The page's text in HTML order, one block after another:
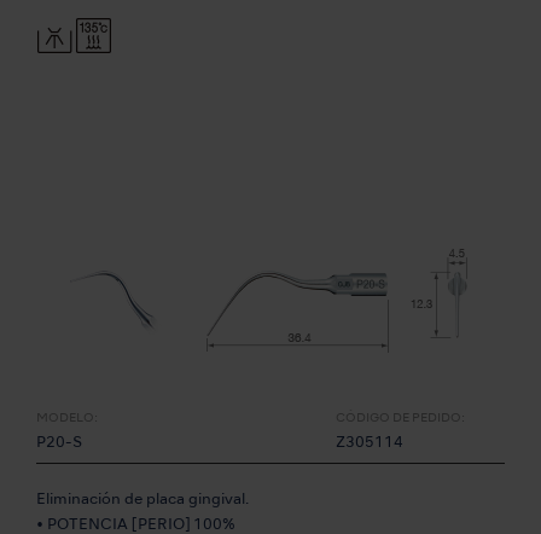
MODELO:
P20-S
CÓDIGO DE PEDIDO:
Z305114
Eliminación de placa gingival.
• POTENCIA [PERIO] 100%